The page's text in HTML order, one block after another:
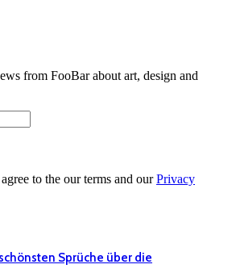
from FooBar about art, design and
to the our terms and ourPrivacy
Sprüche über die